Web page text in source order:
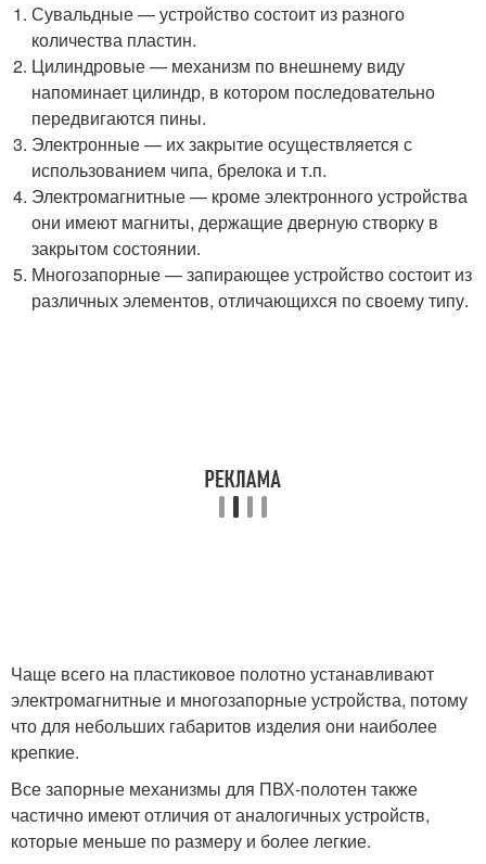
Сувальдные — устройство состоит из разного
количества пластин.
Цилиндровые — механизм по внешнему виду
напоминает цилиндр, в котором последовательно
передвигаются пины.
Электронные — их закрытие осуществляется с
использованием чипа, брелока и т.п.
Электромагнитные — кроме электронного устройства
они имеют магниты, держащие дверную створку в
закрытом состоянии.
Многозапорные — запирающее устройство состоит из
различных элементов, отличающихся по своему типу.
Чаще всего на пластиковое полотно устанавливают
электромагнитные и многозапорные устройства, потому
что для небольших габаритов изделия они наиболее
крепкие.
Все запорные механизмы для ПВХ-полотен также
частично имеют отличия от аналогичных устройств,
которые меньше по размеру и более легкие.